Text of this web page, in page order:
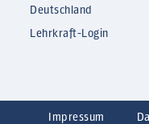
Deutschland
Lehrkraft-Login
Impressum